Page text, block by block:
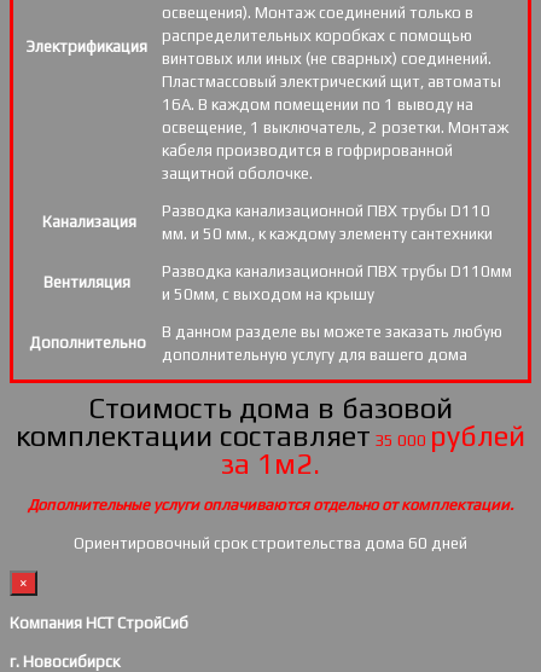
Электрификация
освещения). Монтаж соединений только в
распределительных коробках с помощью
винтовых или иных (не сварных) соединений.
Пластмассовый электрический щит, автоматы
16А. В каждом помещении по 1 выводу на
освещение, 1 выключатель, 2 розетки. Монтаж
кабеля производится в гофрированной
защитной оболочке.
Канализация
Разводка канализационной ПВХ трубы D110
мм. и 50 мм., к каждому элементу сантехники
Вентиляция
Разводка канализационной ПВХ трубы D110мм
и 50мм, с выходом на крышу
Дополнительно
В данном разделе вы можете заказать любую
дополнительную услугу для вашего дома
Стоимость дома в базовой
комплектации составляет 35 000 рублей
за 1м2.
Дополнительные услуги оплачиваются отдельно от комплектации.
Ориентировочный срок строительства дома 60 дней
×
Компания НСТ СтройСиб
г. Новосибирск